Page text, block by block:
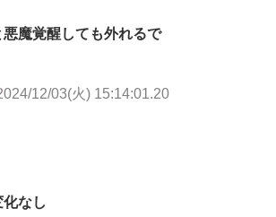
魔覚醒しても外れるで
12/03(火) 15:14:01.20
なし